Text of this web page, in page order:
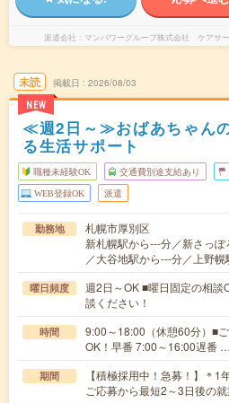
派遣会社 マンパワーグループ株式会社 ケアサ
未読
NEW
掲載日 2026/08/03
≪週2日～≫おばあちゃん
る生活サポート
職種未経験OK 交通費別途支給あり
WEB登録OK 派遣
勤務地
札幌市厚別区
新札幌駅から---分／新さっ
／大谷地駅から---分／上野
曜日頻度
週2日～OK ■曜日固定の相談
談ください！
時間
9:00～18:00（休憩60分）■
OK！早番 7:00～16:00遅番 …
期間
【積極採用中！急募！】＊1
ご応募から最短2～3日後の